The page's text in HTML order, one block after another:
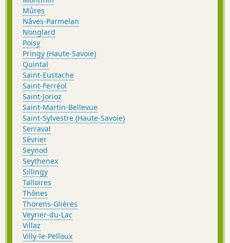
Mûres
Nâves-Parmelan
Nonglard
Poisy
Pringy (Haute-Savoie)
Quintal
Saint-Eustache
Saint-Ferréol
Saint-Jorioz
Saint-Martin-Bellevue
Saint-Sylvestre (Haute-Savoie)
Serraval
Sévrier
Seynod
Seythenex
Sillingy
Talloires
Thônes
Thorens-Glières
Veyrier-du-Lac
Villaz
Villy-le-Pelloux